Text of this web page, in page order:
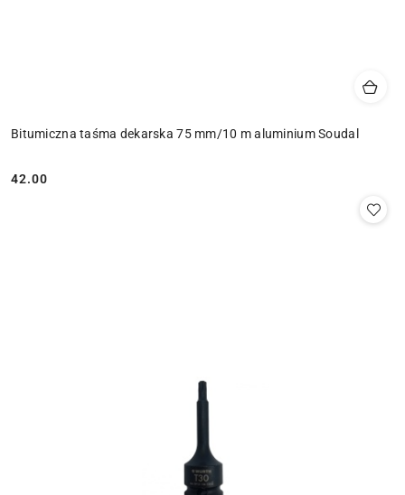
Bitumiczna taśma dekarska 75 mm/10 m aluminium Soudal
Cena:
42.00